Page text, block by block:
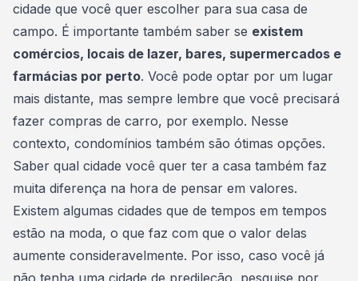
cidade que você quer escolher para sua casa de
campo. É importante também saber se existem
comércios, locais de lazer, bares, supermercados e
farmácias por perto. Você pode optar por um lugar
mais distante, mas sempre lembre que você precisará
fazer compras de carro, por exemplo. Nesse
contexto, condomínios também são ótimas opções.
Saber qual cidade você quer ter a casa também faz
muita diferença na hora de pensar em valores.
Existem algumas cidades que de tempos em tempos
estão na moda, o que faz com que o valor delas
aumente consideravelmente. Por isso, caso você já
não tenha uma cidade de predileção, pesquise por